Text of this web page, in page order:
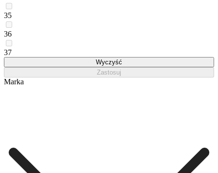
35
36
37
Wyczyść
Zastosuj
Marka